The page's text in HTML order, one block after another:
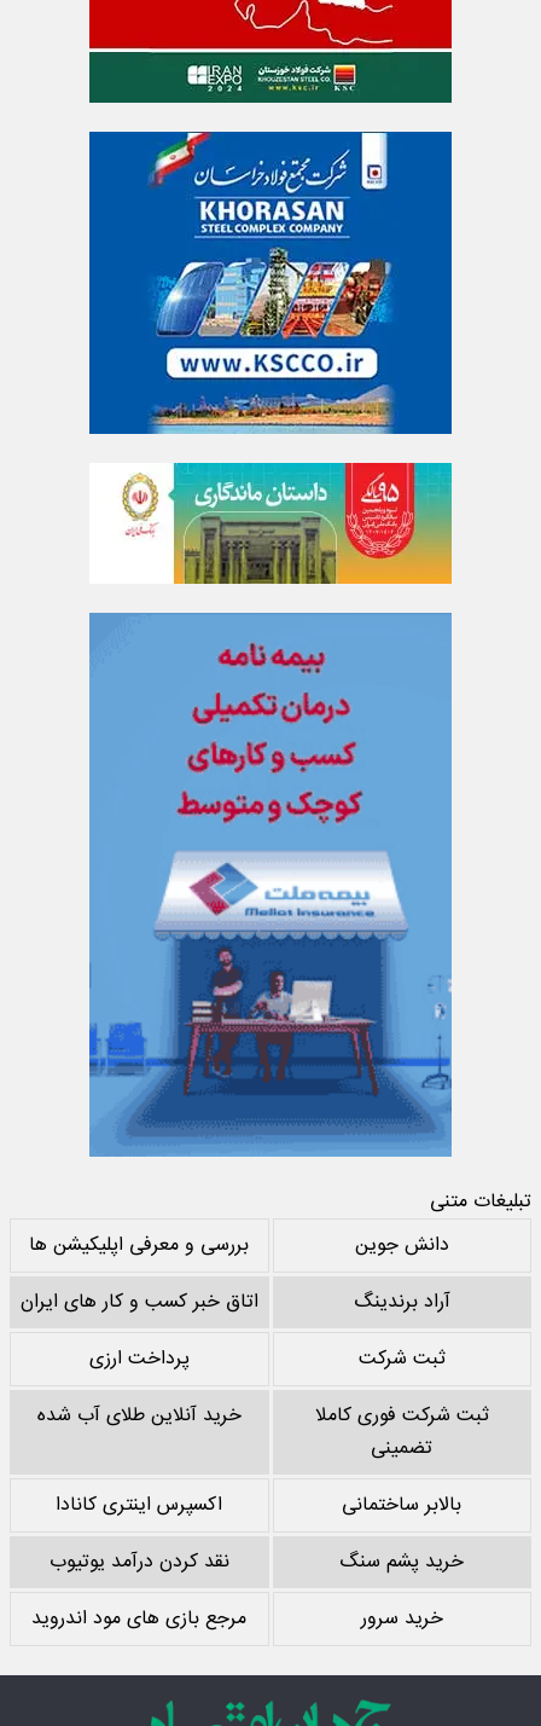
تبلیغات متنی
دانش جوین
بررسی و معرفی اپلیکیشن ها
آراد برندینگ
اتاق خبر کسب و کار های ایران
ثبت شرکت
پرداخت ارزی
ثبت شرکت فوری کاملا
تضمینی
خرید آنلاین طلای آب شده
بالابر ساختمانی
اکسپرس اینتری کانادا
خرید پشم سنگ
نقد کردن درآمد یوتیوب
خرید سرور
مرجع بازی های مود اندروید